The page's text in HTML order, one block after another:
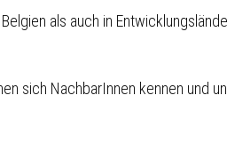
als auch in
sich NachbarInnen kennen und